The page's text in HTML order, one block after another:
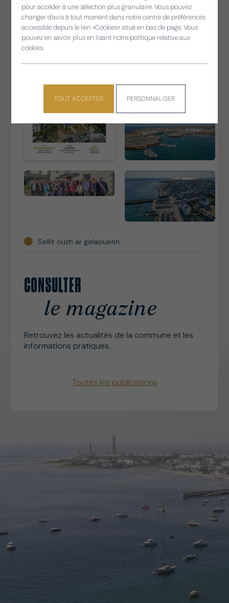
pour accéder à une sélection plus granulaire. Vous pouvez
changer d'avis à tout moment dans notre centre de préférences
accessible depuis le lien «Cookies» situé en bas de page. Vous
pouvez en savoir plus en lisant notre politique relative aux
cookies.
TOUT ACCEPTER PERSONNALISER
Sellit ouzh ar gelaouenn
CONSULTER
le magazine
Retrouvez les actualités de la commune et les
informations pratiques.
Toutes les publications